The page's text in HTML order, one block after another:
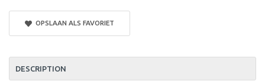
OPSLAAN ALS FAVORIET
DESCRIPTION